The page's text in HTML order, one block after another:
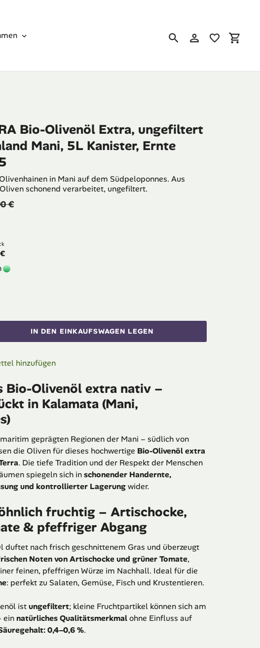
SuchenEinloggen
Bio-Olivenöl Extra, ungefiltert
Mani, 5L Kanister, Ernte
in Mani auf dem Südpeloponnes. Aus
schonend verarbeitet, ungefiltert.
€
IN DEN EINKAUFSWAGEN LEGEN
hinzufügen
Bio-Olivenöl extra nativ –
in Kalamata (Mani,
geprägten Regionen der Mani – südlich von
die Oliven für dieses hochwertige Bio-Olivenöl extra
. Die tiefe Tradition und der Respekt der Menschen
spiegeln sich inschonender Handernte,
und kontrollierter Lagerungwider.
fruchtig – Artischocke,
& pfeffriger Abgang
duftet nach frisch geschnittenem Gras und überzeugt
Noten von Artischocke und grüner Tomate,
feinen, pfeffrigen Würze im Nachhall. Ideal für die
: perfekt zu Salaten, Gemüse, Fisch und Krustentieren.
istungefiltert; kleine Fruchtpartikel können sich am
ein natürliches Qualitätsmerkmalohne Einfluss auf
0,4–0,6 %.